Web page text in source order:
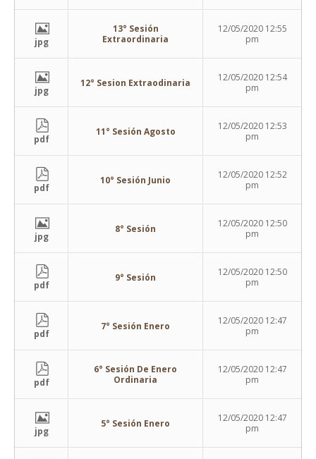
jpg
13° Sesión
Extraordinaria
12/05/2020 12:55
pm
jpg
12° Sesion Extraodinaria
12/05/2020 12:54
pm
pdf
11° Sesión Agosto
12/05/2020 12:53
pm
pdf
10° Sesión Junio
12/05/2020 12:52
pm
jpg
8° Sesión
12/05/2020 12:50
pm
pdf
9° Sesión
12/05/2020 12:50
pm
pdf
7° Sesión Enero
12/05/2020 12:47
pm
pdf
6° Sesión De Enero
Ordinaria
12/05/2020 12:47
pm
jpg
5° Sesión Enero
12/05/2020 12:47
pm